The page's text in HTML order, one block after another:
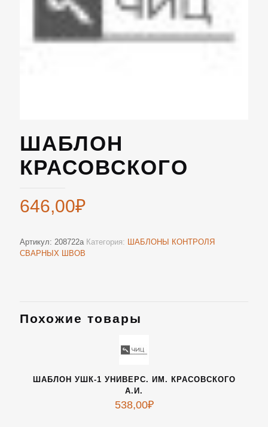
ШАБЛОН
КРАСОВСКОГО
646,00₽
Артикул: 208722а Категория: ШАБЛОНЫ КОНТРОЛЯ
СВАРНЫХ ШВОВ
Похожие товары
ШАБЛОН УШК-1 УНИВЕРС. ИМ. КРАСОВСКОГО
А.И.
538,00₽